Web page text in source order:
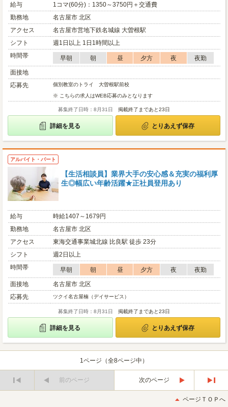
給与
1コマ(60分)：1350～3750円＋交通費
勤務地
名古屋市 北区
アクセス
名古屋市営地下鉄名城線 大曽根駅
シフト
週1日以上 1日1時間以上
時間帯
早朝 朝 昼 夕方 夜
夜勤
面接地
応募先
個別教室のトライ 大曽根駅前校
※ こちらの求人はWEB応募のみとなります
募集終了日時：8月31日 掲載終了まであと23日
詳細を見る とりあえず保存
アルバイト・パート
【生活相談員】業界大手の安心感＆充実の福利厚
生◎幅広い年齢活躍★正社員登用あり
給与
時給1407～1679円
勤務地
名古屋市 北区
アクセス
東海交通事業城北線 比良駅 徒歩 23分
シフト
週2日以上
時間帯
早朝 朝 昼 夕方 夜
夜勤
面接地
名古屋市 北区
応募先
ツクイ名古屋楠（デイサービス）
募集終了日時：8月31日 掲載終了まであと23日
詳細を見る とりあえず保存
1ページ（全8ページ中）
前のページ
次のページ
後
ページＴＯＰへ